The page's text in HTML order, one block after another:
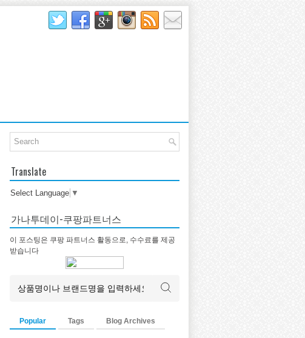
Translate
Select Language ▼
가나투데이-쿠팡파트너스
이 포스팅은 쿠팡 파트너스 활동으로, 수수료를 제공
받습니다
Popular Tags Blog Archives